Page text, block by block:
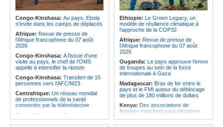
Afrique:L'Angola possède l'un des
régimes juridiques les plus complets
du continent
Afrique:AfroBasket U18 (F) - Le
Sénégal craque au 3e quart-temps
et s'incline face à la Tunisie (44-43)
Angola:La nouvelle loi renforce la
protection des institutions contre les
cyberattaques, selon Mário Oliveira
Angola:Le pays criminalise la
diffusion de fausses informations
sur Internet
Congo-Kinshasa: Au pays, Ebola
s'invite dans les camps de déplacés
Afrique: Revue de presse de
l'Afrique francophone du 07 août
2026
Congo-Kinshasa: A l'issue d'une
visite au pays, le chef de l'OMS
appelle à intensifier la riposte
Congo-Kinshasa: Transfert de 15
personnes vers l'AFC/M23
Centrafrique: Un réseau mondial
de professionnels de la santé
connectés par la télémédecine
Congo-Kinshasa: Ebola au pays -
Africa CDC mise sur les
Ethiopie: Le Green Legacy, un
modèle de résilience climatique à
l'approche de la COP32
Afrique: Revue de presse de
l'Afrique francophone du 07 août
2026
Ouganda: Le pays approuve l'envoi
de troupes au sein de la force
internationale à Gaza
Madagascar: Bras de fer entre le
pays et le FMI autour du déblocage
de plus de 180 millions de dollars
Kenya: Des associations de
femmes marchent pour dénoncer